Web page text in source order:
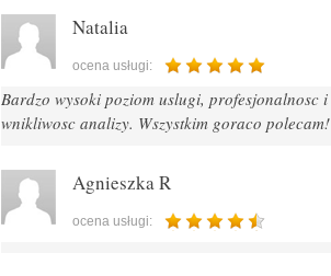
Natalia
ocena usługi:
Bardzo wysoki poziom uslugi, profesjonalnosc i
wnikliwosc analizy. Wszystkim goraco polecam!
Agnieszka R
ocena usługi: